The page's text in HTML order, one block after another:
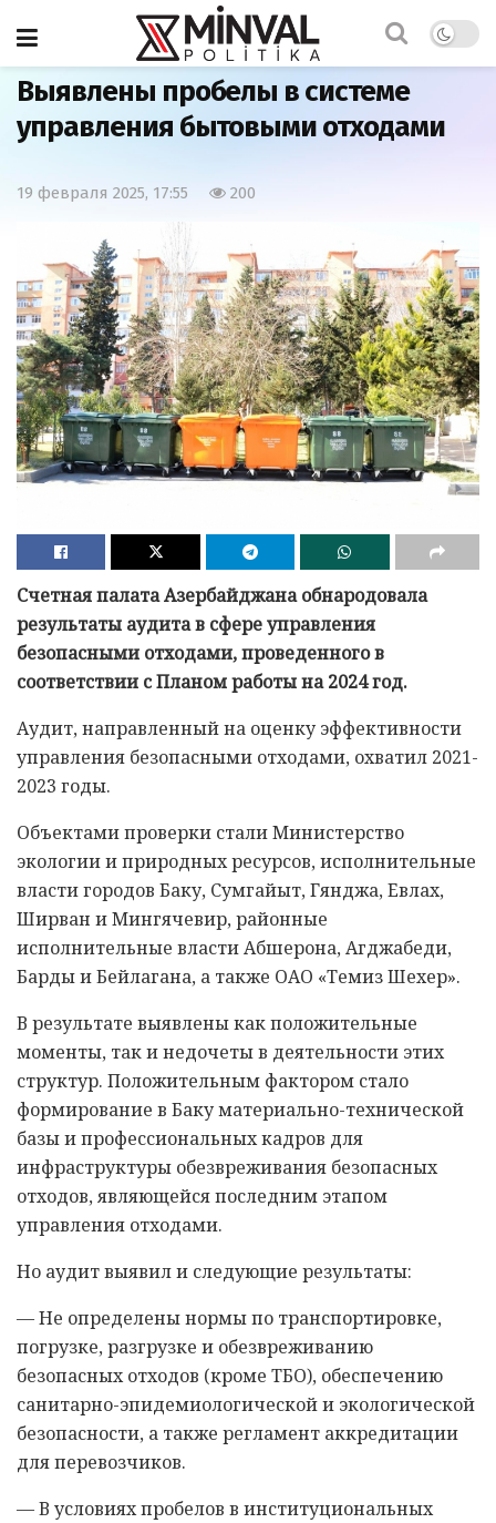
Главная Общество
Выявлены пробелы в системе
управления бытовыми отходами
19 февраля 2025, 17:55 200
Счетная палата Азербайджана обнародовала
результаты аудита в сфере управления
безопасными отходами, проведенного в
соответствии с Планом работы на 2024 год.
Аудит, направленный на оценку эффективности
управления безопасными отходами, охватил 2021-
2023 годы.
Объектами проверки стали Министерство
экологии и природных ресурсов, исполнительные
власти городов Баку, Сумгайыт, Гянджа, Евлах,
Ширван и Мингячевир, районные
исполнительные власти Абшерона, Агджабеди,
Барды и Бейлагана, а также ОАО «Темиз Шехер».
В результате выявлены как положительные
моменты, так и недочеты в деятельности этих
структур. Положительным фактором стало
формирование в Баку материально-технической
базы и профессиональных кадров для
инфраструктуры обезвреживания безопасных
отходов, являющейся последним этапом
управления отходами.
Но аудит выявил и следующие результаты:
— Не определены нормы по транспортировке,
погрузке, разгрузке и обезвреживанию
безопасных отходов (кроме ТБО), обеспечению
санитарно-эпидемиологической и экологической
безопасности, а также регламент аккредитации
для перевозчиков.
— В условиях пробелов в институциональных